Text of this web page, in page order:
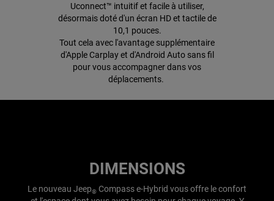
Uconnect™ intuitif et facile à utiliser,
désormais doté d'un écran HD et tactile de
10,1 pouces.
Tout cela avec l'avantage supplémentaire
d'Apple Carplay et d'Android Auto sans fil
pour vous accompagner dans vos
déplacements.
DIMENSIONS
Le nouveau Jeep® Compass e-Hybrid vous offre le confort